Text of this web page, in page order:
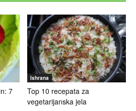
7
Ishrana
Top 10 recepata za
vegetarijanska jela